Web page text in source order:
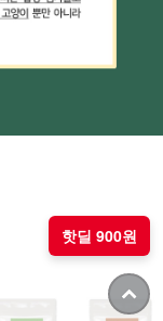
핫딜 900원